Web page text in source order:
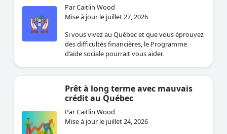
Par Caitlin Wood
Mise à jour le juillet 27, 2026
Si vous vivez au Québec et que vous éprouvez
des difficultés financières, le Programme
d’aide sociale pourrait vous aider.
Prêt à long terme avec mauvais
crédit au Québec
Par Caitlin Wood
Mise à jour le juillet 24, 2026